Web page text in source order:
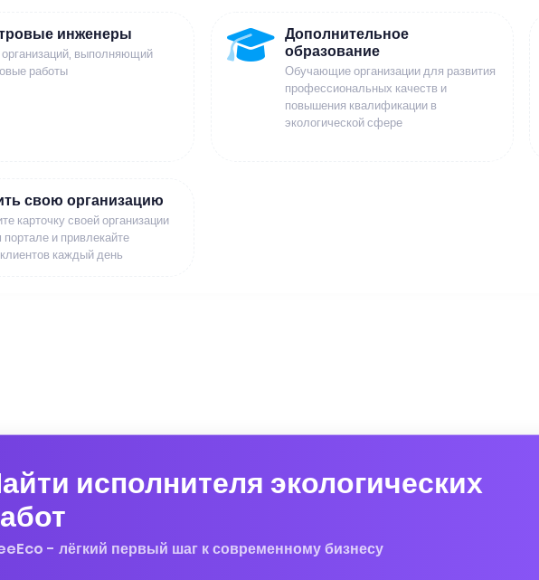
инженеры
организаций, выполняющий
работы
Дополнительное
образование
Обучающие организации для развития
профессиональных качеств и
повышения квалификации в
экологической сфере
свою организацию
карточку своей организации
и привлекайте
каждый день
исполнителя экологических
- лёгкий первый шаг к современному бизнесу